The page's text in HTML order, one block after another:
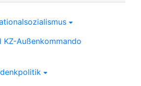
KZ-Außenkommando